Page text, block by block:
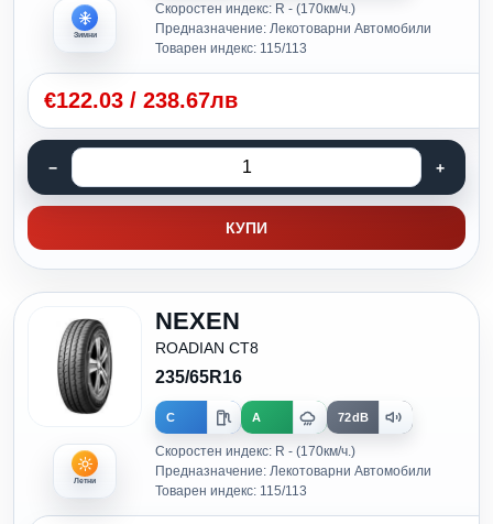
Зимни
Скоростен индекс: R - (170км/ч.)
Предназначение: Лекотоварни Автомобили
Товарен индекс: 115/113
€122.03 / 238.67лв
КУПИ
Летни
NEXEN
ROADIAN CT8
235/65R16
C A 72dB
Скоростен индекс: R - (170км/ч.)
Предназначение: Лекотоварни Автомобили
Товарен индекс: 115/113